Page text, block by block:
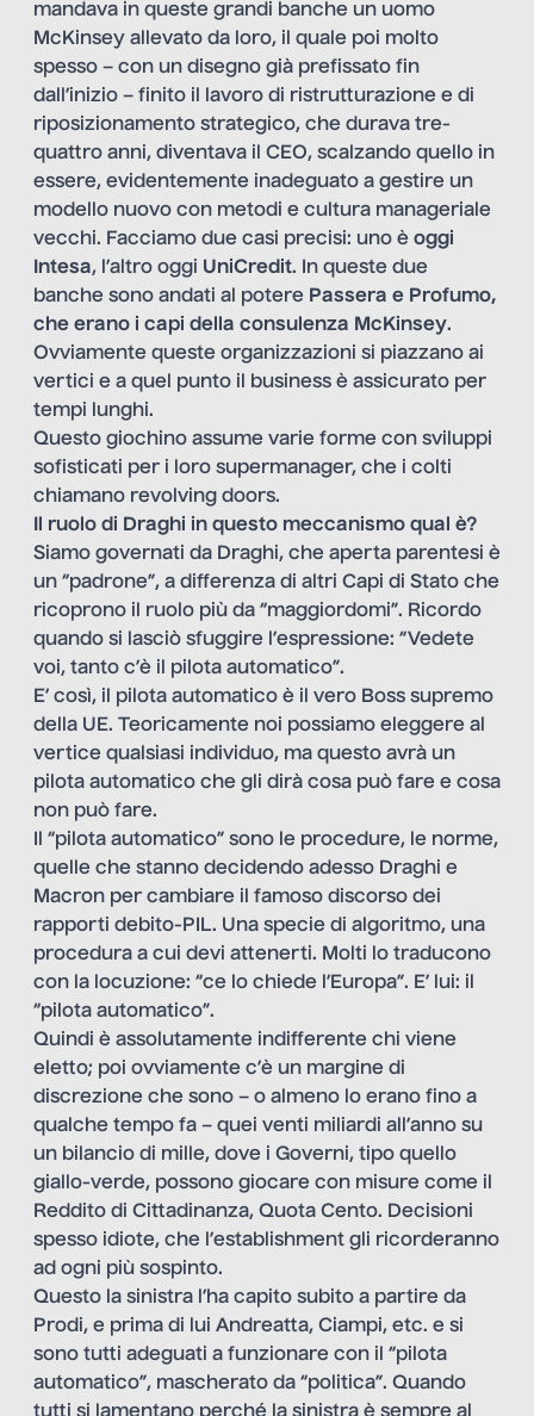
mandava in queste grandi banche un uomo
McKinsey allevato da loro, il quale poi molto
spesso – con un disegno già prefissato fin
dall’inizio – finito il lavoro di ristrutturazione e di
riposizionamento strategico, che durava tre-
quattro anni, diventava il CEO, scalzando quello in
essere, evidentemente inadeguato a gestire un
modello nuovo con metodi e cultura manageriale
vecchi. Facciamo due casi precisi: uno è oggi
Intesa, l’altro oggi UniCredit. In queste due
banche sono andati al potere Passera e Profumo,
che erano i capi della consulenza McKinsey.
Ovviamente queste organizzazioni si piazzano ai
vertici e a quel punto il business è assicurato per
tempi lunghi.
Questo giochino assume varie forme con sviluppi
sofisticati per i loro supermanager, che i colti
chiamano revolving doors.
Il ruolo di Draghi in questo meccanismo qual è?
Siamo governati da Draghi, che aperta parentesi è
un “padrone”, a differenza di altri Capi di Stato che
ricoprono il ruolo più da “maggiordomi”. Ricordo
quando si lasciò sfuggire l’espressione: “Vedete
voi, tanto c’è il pilota automatico”.
E’ così, il pilota automatico è il vero Boss supremo
della UE. Teoricamente noi possiamo eleggere al
vertice qualsiasi individuo, ma questo avrà un
pilota automatico che gli dirà cosa può fare e cosa
non può fare.
Il “pilota automatico” sono le procedure, le norme,
quelle che stanno decidendo adesso Draghi e
Macron per cambiare il famoso discorso dei
rapporti debito-PIL. Una specie di algoritmo, una
procedura a cui devi attenerti. Molti lo traducono
con la locuzione: “ce lo chiede l’Europa”. E’ lui: il
“pilota automatico”.
Quindi è assolutamente indifferente chi viene
eletto; poi ovviamente c’è un margine di
discrezione che sono – o almeno lo erano fino a
qualche tempo fa – quei venti miliardi all’anno su
un bilancio di mille, dove i Governi, tipo quello
giallo-verde, possono giocare con misure come il
Reddito di Cittadinanza, Quota Cento. Decisioni
spesso idiote, che l’establishment gli ricorderanno
ad ogni più sospinto.
Questo la sinistra l’ha capito subito a partire da
Prodi, e prima di lui Andreatta, Ciampi, etc. e si
sono tutti adeguati a funzionare con il “pilota
automatico”, mascherato da “politica”. Quando